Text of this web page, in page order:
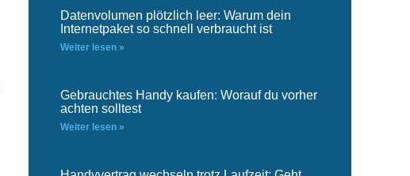
Datenvolumen plötzlich leer: Warum dein
Internetpaket so schnell verbraucht ist
Weiter lesen »
Gebrauchtes Handy kaufen: Worauf du vorher
achten solltest
Weiter lesen »